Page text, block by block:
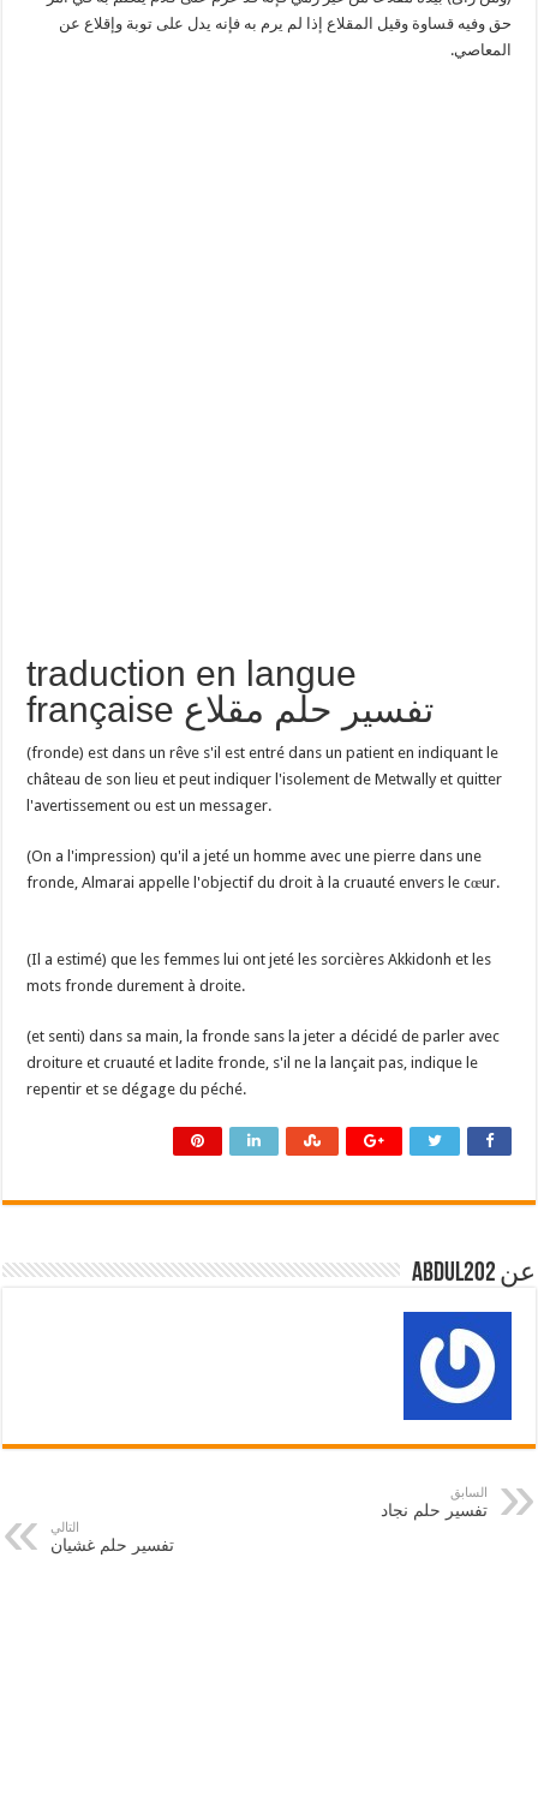
حق وفيه قساوة وقيل المقلاع إذا لم يرم به فإنه يدل على توبة وإقلاع عن
المعاصي.
traduction en langue
française تفسير حلم مقلاع
(fronde) est dans un rêve s'il est entré dans un patient en indiquant le
château de son lieu et peut indiquer l'isolement de Metwally et quitter
l'avertissement ou est un messager.
(On a l'impression) qu'il a jeté un homme avec une pierre dans une
fronde, Almarai appelle l'objectif du droit à la cruauté envers le cœur.
(Il a estimé) que les femmes lui ont jeté les sorcières Akkidonh et les
mots fronde durement à droite.
(et senti) dans sa main, la fronde sans la jeter a décidé de parler avec
droiture et cruauté et ladite fronde, s'il ne la lançait pas, indique le
repentir et se dégage du péché.
عن abdul202
السابق
تفسير حلم نجاد
التالي
تفسير حلم غشيان